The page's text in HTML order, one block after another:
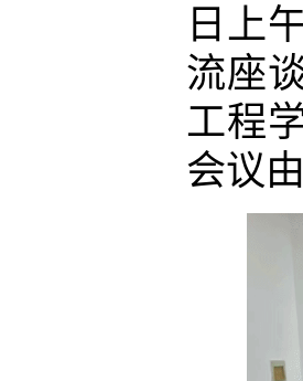
日上
流座
工程
会议